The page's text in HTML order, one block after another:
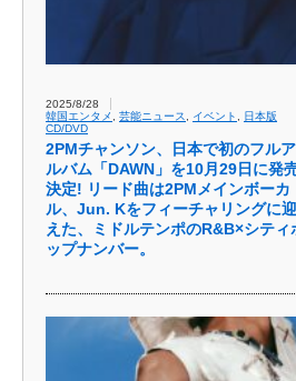
2025/8/28
韓国エンタメ
芸能ニュース イベント
日本版
CD/DVD
2PMチャンソン、日本で初のフルア
ルバム「DAWN」を10月29日に発
決定! リード曲は2PMメインボーカ
ル、Jun. Kをフィーチャリングに迎
えた、ミドルテンポのR&B×シティ
ップナンバー。